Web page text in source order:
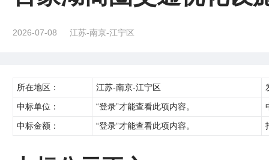
谈判采购
2026-07-08 江苏-南京-江宁区
所在地区： 江苏-南京-江宁区
中标单位：
“登录”才能查看此项内容。
中标金额：
“登录”才能查看此项内容。